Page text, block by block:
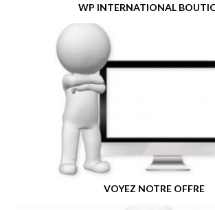
WP INTERNATIONAL
VOYEZ NOTRE OFFRE